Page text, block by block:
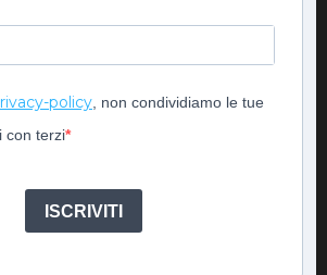
policy, non condividiamo le tue
con terzi
ISCRIVITI